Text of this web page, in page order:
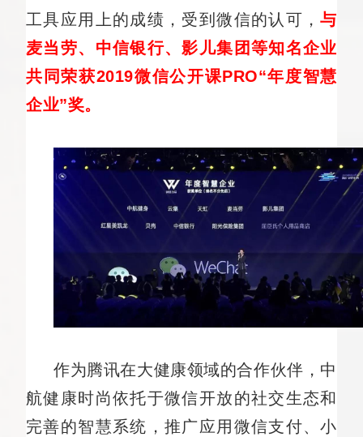
工具应用上的成绩，受到微信的认可，与
麦当劳、中信银行、影儿集团等知名企业
共同荣获2019微信公开课PRO“年度智慧
企业”奖。
作为腾讯在大健康领域的合作伙伴，中
航健康时尚依托于微信开放的社交生态和
完善的智慧系统，推广应用微信支付、小